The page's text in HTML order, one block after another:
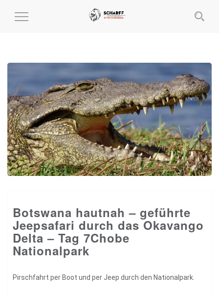
MENÜ
Botswana hautnah – geführte
Jeepsafari durch das Okavango
Delta – Tag 7Chobe
Nationalpark
Pirschfahrt per Boot und per Jeep durch den Nationalpark.